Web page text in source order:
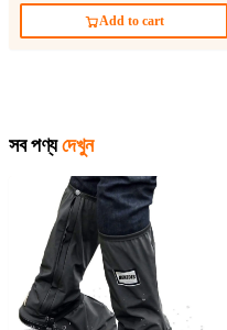
Add to cart
সব পণ্য দেখুন